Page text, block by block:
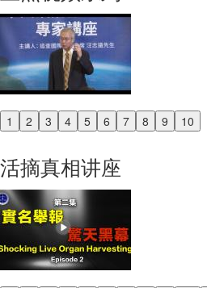
1 2 3 4 5 6 7 8 9 10
Previous
活摘真相讲座